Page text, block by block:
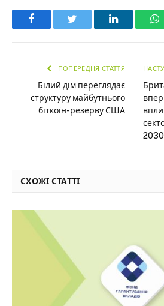
Facebook LinkedIn
ПОПЕРЕДНЯ СТАТТЯ
Білий дім переглядає
структуру майбутнього
біткоїн-резерву США
СХОЖІ СТАТТІ